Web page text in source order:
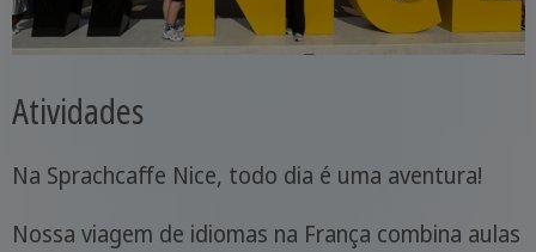
Atividades
Na Sprachcaffe Nice, todo dia é uma aventura!
Nossa viagem de idiomas na França combina aulas